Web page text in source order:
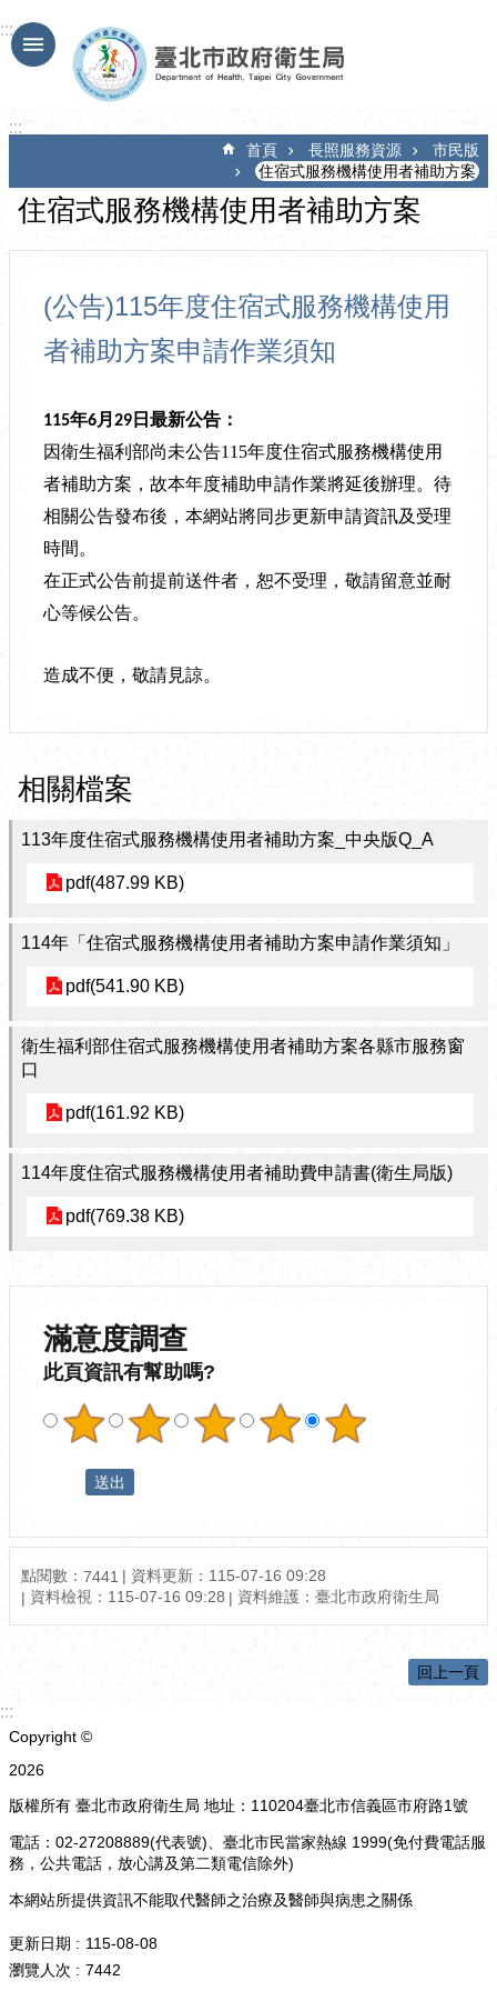
跳到主要內容區塊
:::
:::
首頁 長照服務資源
市民版
住宿式服務機構使用者補助方案
住宿式服務機構使用者補助方案
(公告)115年度住宿式服務機構使用
者補助方案申請作業須知
115年6月29日最新公告：
因衛生福利部尚未公告115年度住宿式服務機構使用
者補助方案，故本年度補助申請作業將延後辦理。待
相關公告發布後，本網站將同步更新申請資訊及受理
時間。
在正式公告前提前送件者，恕不受理，敬請留意並耐
心等候公告。
造成不便，敬請見諒。
相關檔案
113年度住宿式服務機構使用者補助方案_中央版Q_A
pdf(487.99 KB)
114年「住宿式服務機構使用者補助方案申請作業須知」
pdf(541.90 KB)
衛生福利部住宿式服務機構使用者補助方案各縣市服務窗
口
pdf(161.92 KB)
114年度住宿式服務機構使用者補助費申請書(衛生局版)
pdf(769.38 KB)
滿意度調查
此頁資訊有幫助嗎?
點閱數： 7441
資料更新：115-07-16 09:28
資料檢視：115-07-16 09:28
資料維護：臺北市政府衛生局
回上一頁
:::
Copyright ©
2026
版權所有 臺北市政府衛生局 地址：110204臺北市信義區市府路1號
電話：02-27208889(代表號)、臺北市民當家熱線 1999(免付費電話服
務，公共電話，放心講及第二類電信除外)
本網站所提供資訊不能取代醫師之治療及醫師與病患之關係
更新日期
115-08-08
瀏覽人次
7442